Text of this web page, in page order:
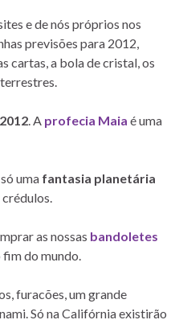
e de nós próprios nos
previsões para 2012,
cartas, a bola de cristal, os
2012. A profecia Maia é uma
uma fantasia planetária
as nossas bandoletes
fim do mundo.
furacões, um grande
Só na Califórnia existirão